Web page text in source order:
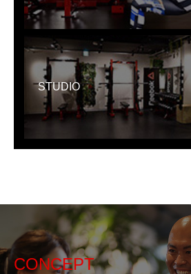
STUDIO
CONCEPT